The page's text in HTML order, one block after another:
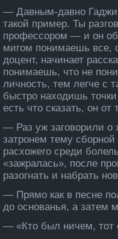
— Давным-да­вно
такой пример. Ты
профессором — и он
мигом понимаешь все,
доцент, начинает
понимаешь, что не
личность, тем ле­гче с
быстро находишь точки
есть что сказать, он от
— Раз уж заговорили о
затронем тему
расхожего среди
«зажралась», после­
разогнать и набрать
— Прямо как в песне
до основанья, а
— «Ктο был ничем, тοт